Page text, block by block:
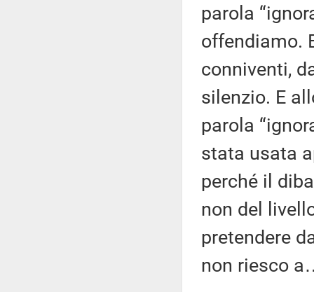
parola
offendiamo.
conniventi,
silenzio. E
parola
stata usata
perché il
non del
pretendere
non riesco